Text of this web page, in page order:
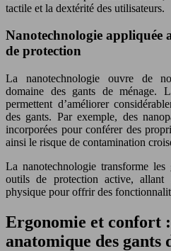
tactile et la dextérité des utilisateurs.
Nanotechnologie appliquée
de protection
La nanotechnologie ouvre de
domaine des gants de ménage.
permettent d’améliorer
des gants. Par exemple, des
incorporées pour conférer des
ainsi le risque de contamination
La nanotechnologie transforme les
outils de protection active, allant
physique pour offrir des
Ergonomie et confort
anatomique des gants